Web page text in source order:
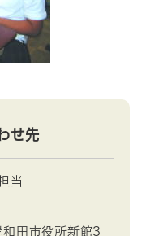
せ先
当
田市役所新館3